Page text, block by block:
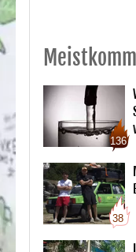
136
38